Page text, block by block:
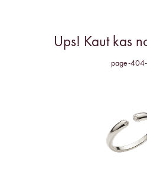
Ups! Kaut kas
page-